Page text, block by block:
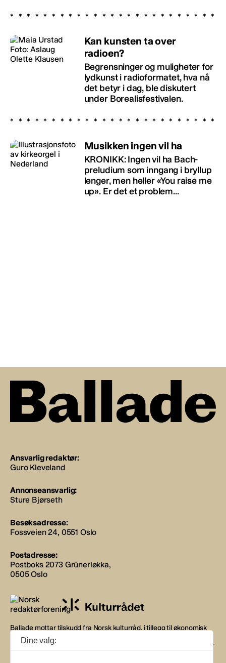
Kan kunsten ta over
radioen?
Begrensninger og muligheter for
lydkunst i radioformatet, hva nå
det betyr i dag, ble diskutert
under Borealisfestivalen.
Musikken ingen vil ha
KRONIKK: Ingen vil ha ­Bach-
preludium som inngang i bryllup
lenger, men heller «You raise me
up». Er det et problem...
Ansvarlig redaktør:
Guro Kleveland
Annonseansvarlig:
Sture Bjørseth
Besøksadresse:
Fossveien 24, 0551 Oslo
Postadresse:
Postboks 2073 Grünerløkka,
0505 Oslo
Ballade mottar tilskudd fra Norsk kulturråd, i tillegg til økonomisk
støtte fra eierne NOPA, Norsk komponistforening og
Musikkforleggerne. Ballade drives etter Redaktør- og Vær Varsom-
Dine valg: